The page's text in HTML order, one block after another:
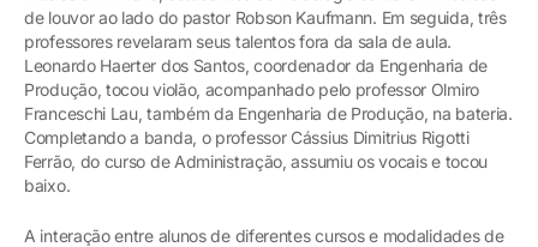
de louvor ao lado do pastor Robson Kaufmann. Em seguida, três
professores revelaram seus talentos fora da sala de aula.
Leonardo Haerter dos Santos, coordenador da Engenharia de
Produção, tocou violão, acompanhado pelo professor Olmiro
Franceschi Lau, também da Engenharia de Produção, na bateria.
Completando a banda, o professor Cássius Dimitrius Rigotti
Ferrão, do curso de Administração, assumiu os vocais e tocou
baixo.
A interação entre alunos de diferentes cursos e modalidades de